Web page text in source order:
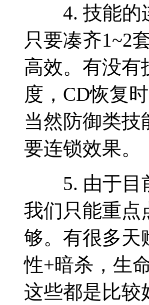
4. 技能的连
只要凑齐1~2
高效。有没有
度，CD恢复
当然防御类技
要连锁效果。
5. 由于目前
我们只能重点
够。有很多天
性+暗杀，生
这些都是比较